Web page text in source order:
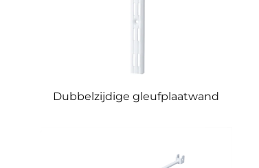
Dubbelzijdige gleufplaatwand